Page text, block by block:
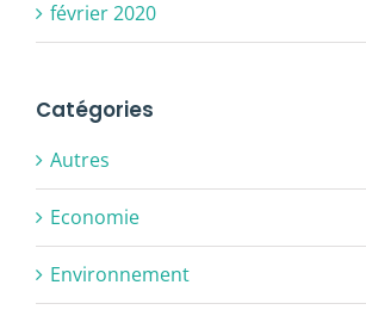
février 2020
Catégories
Autres
Economie
Environnement